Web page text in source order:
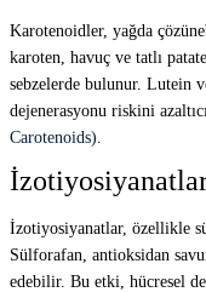
Karotenoidler, yağda
karoten, havuç ve tatlı
sebzelerde bulunur. Lutein
dejenerasyonu riskini
Carotenoids).
İzotiyosiyanatlar, özellikle
Sülforafan, antioksidan
edebilir. Bu etki, hücresel